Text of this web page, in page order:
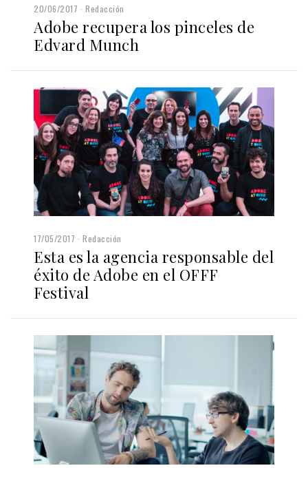
20/06/2017 Redacción
Adobe recupera los pinceles de
Edvard Munch
17/05/2017 Redacción
Esta es la agencia responsable del
éxito de Adobe en el OFFF
Festival